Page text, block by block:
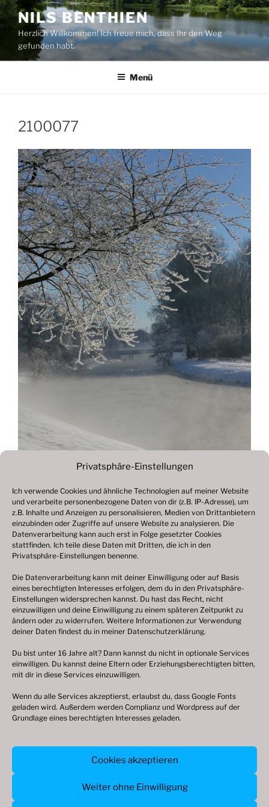
Privatsphäre-Einstellungen
Ich verwende Cookies und ähnliche Technologien auf meiner Website
und verarbeite personenbezogene Daten von dir (z.B. IP-Adresse), um
z.B. Inhalte und Anzeigen zu personalisieren, Medien von Drittanbietern
einzubinden oder Zugriffe auf unsere Website zu analysieren. Die
Datenverarbeitung kann auch erst in Folge gesetzter Cookies
stattfinden. Ich teile diese Daten mit Dritten, die ich in den
Privatsphäre-Einstellungen benenne.
Die Datenverarbeitung kann mit deiner Einwilligung oder auf Basis
eines berechtigten Interesses erfolgen, dem du in den Privatsphäre-
Einstellungen widersprechen kannst. Du hast das Recht, nicht
einzuwilligen und deine Einwilligung zu einem späteren Zeitpunkt zu
ändern oder zu widerrufen. Weitere Informationen zur Verwendung
deiner Daten findest du in meiner Datenschutzerklärung.
Du bist unter 16 Jahre alt? Dann kannst du nicht in optionale Services
einwilligen. Du kannst deine Eltern oder Erziehungsberechtigten bitten,
mit dir in diese Services einzuwilligen.
Wenn du alle Services akzeptierst, erlaubst du, dass Google Fonts
geladen wird. Außerdem werden Complianz und Wordpress auf der
Grundlage eines berechtigten Interesses geladen.
Cookies akzeptieren
Weiter ohne Einwilligung
Zum
Inhalt
springen
NILS BENTHIEN
Herzlich Willkommen! Ich freue mich, dass Ihr den Weg
gefunden habt.
Menü
2100077
Beitragsnavigation
Vorheriger
Beitrag
Fotogalerie 2021
© 2003 – 2025 nilsbenthien.de,Datenschutzerklärung
|Cookie-Richtlinie EU|Impressum
© 2003 – 2026 nilsbenthien.de,
Datenschutzerkärung|Cookie-Richtlinie